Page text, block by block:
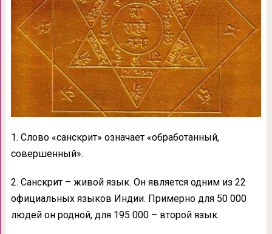
1. Слово «санскрит» означает «обработанный,
совершенный».
2. Санскрит – живой язык. Он является одним из 22
официальных языков Индии. Примерно для 50 000
людей он родной, для 195 000 – второй язык.